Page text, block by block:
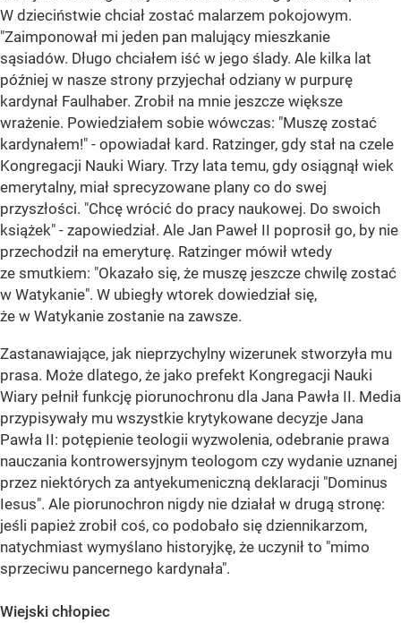
W dzieciństwie chciał zostać malarzem pokojowym.
"Zaimponował mi jeden pan malujący mieszkanie
sąsiadów. Długo chciałem iść w jego ślady. Ale kilka lat
później w nasze strony przyjechał odziany w purpurę
kardynał Faulhaber. Zrobił na mnie jeszcze większe
wrażenie. Powiedziałem sobie wówczas: "Muszę zostać
kardynałem!" - opowiadał kard. Ratzinger, gdy stał na czele
Kongregacji Nauki Wiary. Trzy lata temu, gdy osiągnął wiek
emerytalny, miał sprecyzowane plany co do swej
przyszłości. "Chcę wrócić do pracy naukowej. Do swoich
książek" - zapowiedział. Ale Jan Paweł II poprosił go, by nie
przechodził na emeryturę. Ratzinger mówił wtedy
ze smutkiem: "Okazało się, że muszę jeszcze chwilę zostać
w Watykanie". W ubiegły wtorek dowiedział się,
że w Watykanie zostanie na zawsze.
Zastanawiające, jak nieprzychylny wizerunek stworzyła mu
prasa. Może dlatego, że jako prefekt Kongregacji Nauki
Wiary pełnił funkcję piorunochronu dla Jana Pawła II. Media
przypisywały mu wszystkie krytykowane decyzje Jana
Pawła II: potępienie teologii wyzwolenia, odebranie prawa
nauczania kontrowersyjnym teologom czy wydanie uznanej
przez niektórych za antyekumeniczną deklaracji "Dominus
Iesus". Ale piorunochron nigdy nie działał w drugą stronę:
jeśli papież zrobił coś, co podobało się dziennikarzom,
natychmiast wymyślano historyjkę, że uczynił to "mimo
sprzeciwu pancernego kardynała".
Wiejski chłopiec